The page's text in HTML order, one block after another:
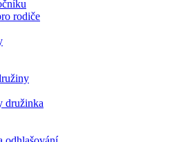
rodiče
družinka